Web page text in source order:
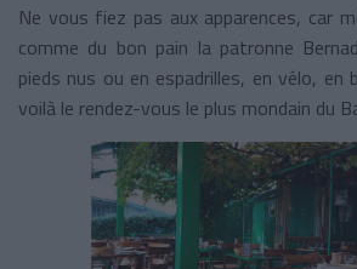
Ne vous fiez pas aux apparences, car
comme du bon pain la patronne
pieds nus ou en espadrilles, en vélo, en
voilà le rendez-vous le plus mondain du